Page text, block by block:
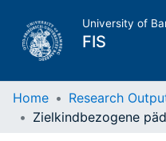
University of
FIS
Home
Home Research